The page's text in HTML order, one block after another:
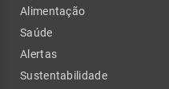
Alimentação
Saúde
Alertas
Sustentabilidade